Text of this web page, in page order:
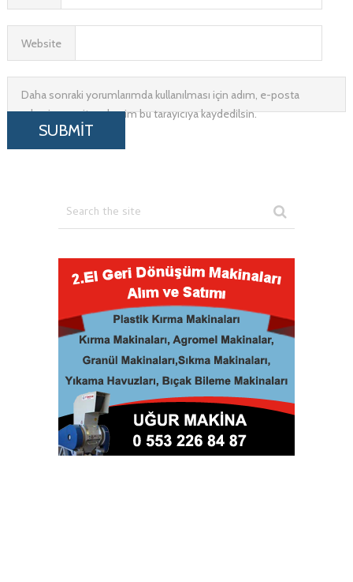
Website
Daha sonraki yorumlarımda kullanılması için adım, e-posta
adresim ve site adresim bu tarayıcıya kaydedilsin.